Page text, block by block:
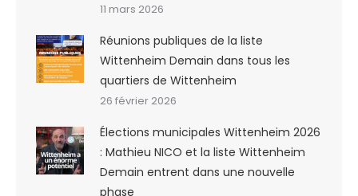
11 mars 2026
Réunions publiques de la liste
Wittenheim Demain dans tous les
quartiers de Wittenheim
26 février 2026
Élections municipales Wittenheim 2026
: Mathieu NICO et la liste Wittenheim
Demain entrent dans une nouvelle
phase